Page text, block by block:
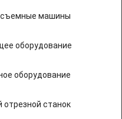
машины
оборудование
оборудование
станок